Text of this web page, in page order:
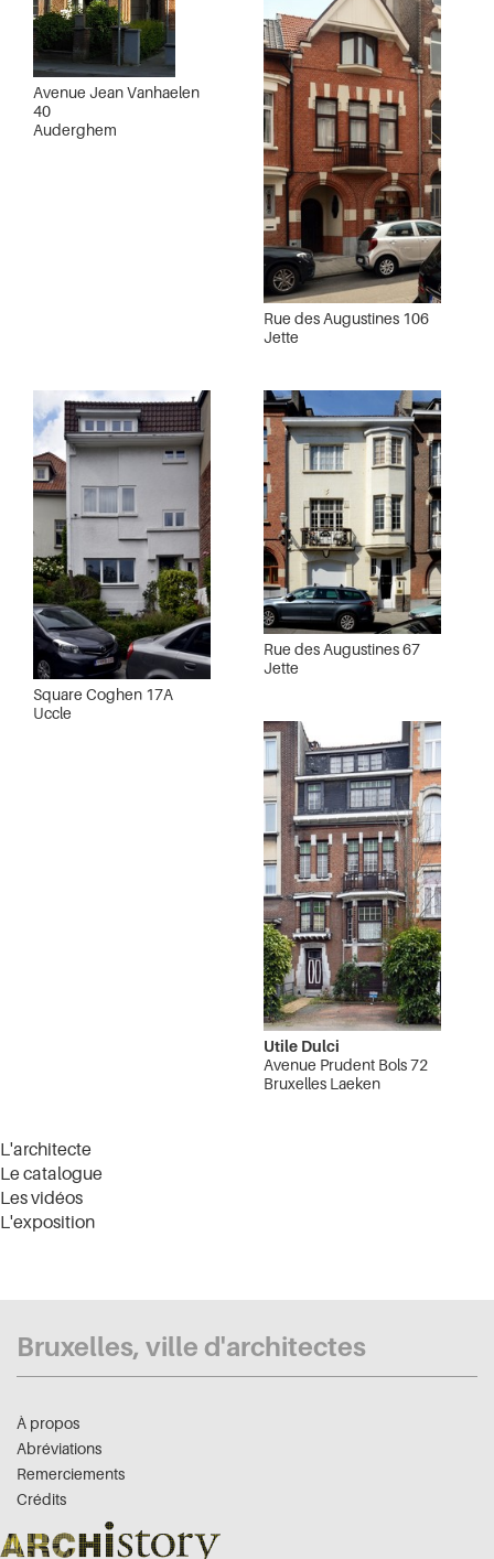
Avenue Jean Vanhaelen
40
Auderghem
Rue des Augustines 106
Jette
Square Coghen 17A
Uccle
Rue des Augustines 67
Jette
Utile Dulci
Avenue Prudent Bols 72
Bruxelles Laeken
L'architecte
Le catalogue
Les vidéos
L'exposition
Bruxelles, ville d'architectes
À propos
Abréviations
Remerciements
Crédits